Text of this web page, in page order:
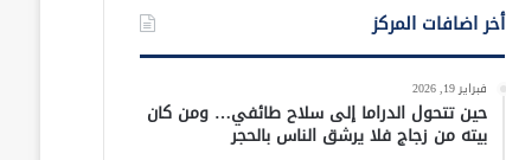
أخر اضافات المركز
فبراير 19, 2026
حين تتحول الدراما إلى سلاح طائفي… ومن كان
بيته من زجاج فلا يرشق الناس بالحجر